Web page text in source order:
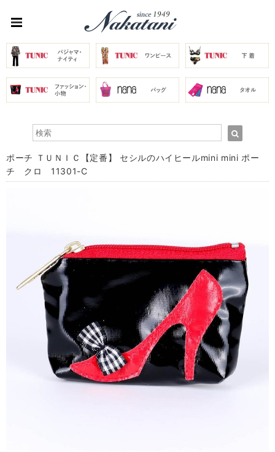
ポーチ ＴＵＮＩＣ【定番】 セシルのハイヒールmini mini ポー
チ クロ 11301-C